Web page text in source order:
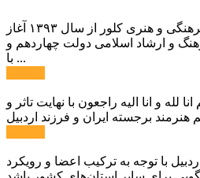
عملیات اجرایی مجتمع فرهنگی و هنری کلور از سال ۱۳۹۳ آغاز
و ارشاد اسلامی دولت چهاردهم و
با ...
لله و انا الیه راجعون با نهایت تاثر و
با توجه به ترکیب اعضا و رویکرد